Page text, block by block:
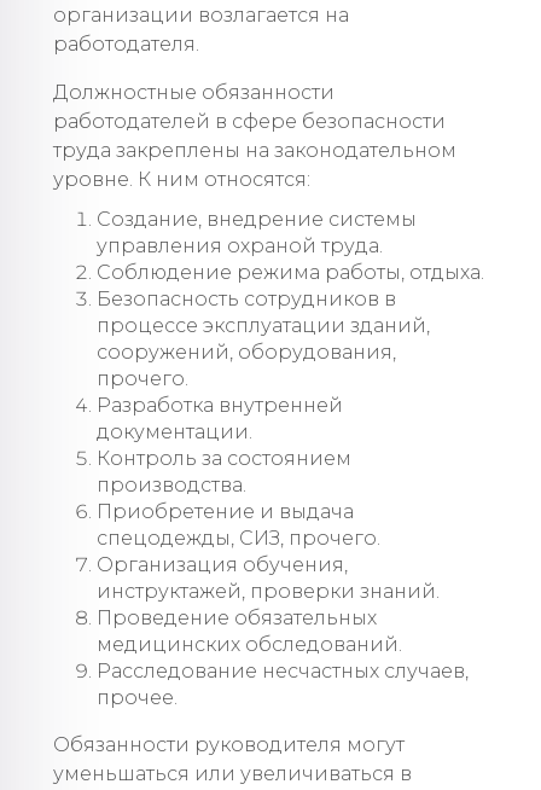
организации возлагается на
работодателя.
Должностные обязанности
работодателей в сфере безопасности
труда закреплены на законодательном
уровне. К ним относятся:
Создание, внедрение системы
управления охраной труда.
Соблюдение режима работы, отдыха.
Безопасность сотрудников в
процессе эксплуатации зданий,
сооружений, оборудования,
прочего.
Разработка внутренней
документации.
Контроль за состоянием
производства.
Приобретение и выдача
спецодежды, СИЗ, прочего.
Организация обучения,
инструктажей, проверки знаний.
Проведение обязательных
медицинских обследований.
Расследование несчастных случаев,
прочее.
Обязанности руководителя могут
уменьшаться или увеличиваться в